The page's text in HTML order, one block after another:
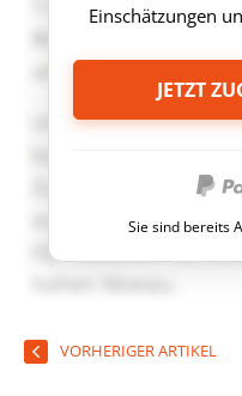
Einschätzungen
JETZT
Sie sind bereits
VORHERIGER ARTIKEL